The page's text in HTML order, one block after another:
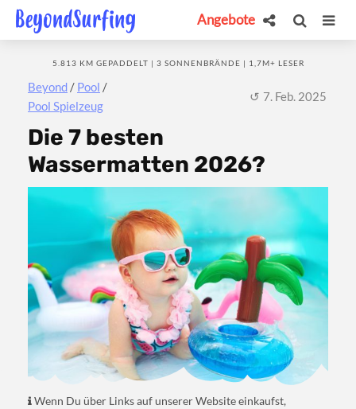
Angebote
Beyond / Pool /
Pool Spielzeug
5.813 KM GEPADDELT | 3 SONNENBRÄNDE | 1,7M+ LESER
7. Feb. 2025
Die 7 besten
Wassermatten 2026?
Wenn Du über Links auf unserer Website einkaufst,